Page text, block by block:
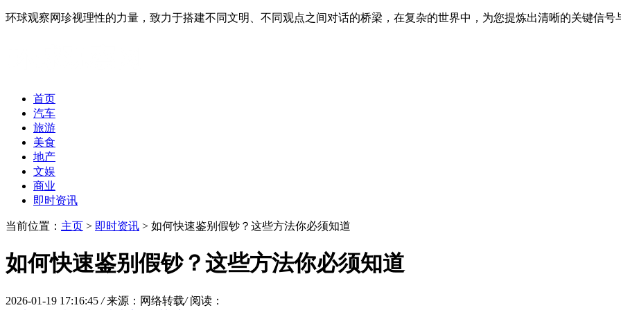
环球观察网珍视理性的力量，致力于搭建不同文明、不同观点之间对话的桥梁，在复杂的世界中，为您提炼出清晰的关键信号
首页
汽车
旅游
美食
地产
文娱
商业
即时资讯
当前位置： 主页 > 即时资讯 > 如何快速鉴别假钞？这些方法你必须知道
如何快速鉴别假钞？这些方法你必须知道
2026-01-19 17:16:45 / 来源：网络转载/ 阅读：